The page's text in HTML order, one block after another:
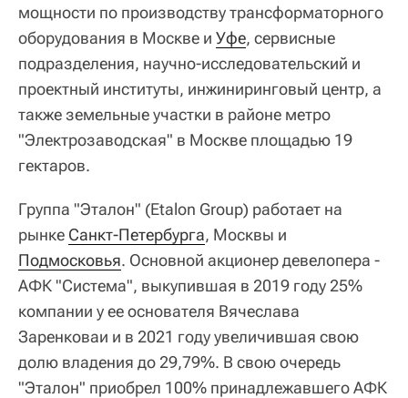
мощности по производству трансформаторного
оборудования в Москве и Уфе, сервисные
подразделения, научно-исследовательский и
проектный институты, инжиниринговый центр, а
также земельные участки в районе метро
"Электрозаводская" в Москве площадью 19
гектаров.
Группа "Эталон" (Etalon Group) работает на
рынке Санкт-Петербурга, Москвы и
Подмосковья. Основной акционер девелопера -
АФК "Система", выкупившая в 2019 году 25%
компании у ее основателя Вячеслава
Заренковаи и в 2021 году увеличившая свою
долю владения до 29,79%. В свою очередь
"Эталон" приобрел 100% принадлежавшего АФК